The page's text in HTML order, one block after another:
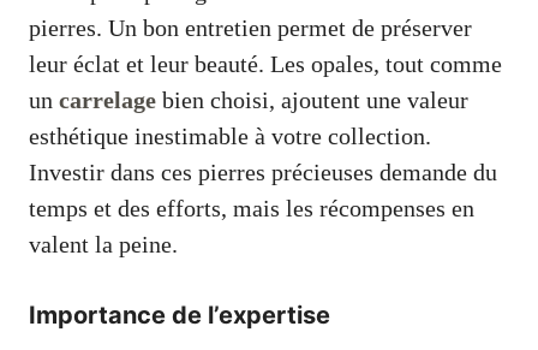
pierres. Un bon entretien permet de préserver
leur éclat et leur beauté. Les opales, tout comme
un carrelage bien choisi, ajoutent une valeur
esthétique inestimable à votre collection.
Investir dans ces pierres précieuses demande du
temps et des efforts, mais les récompenses en
valent la peine.
Importance de l’expertise